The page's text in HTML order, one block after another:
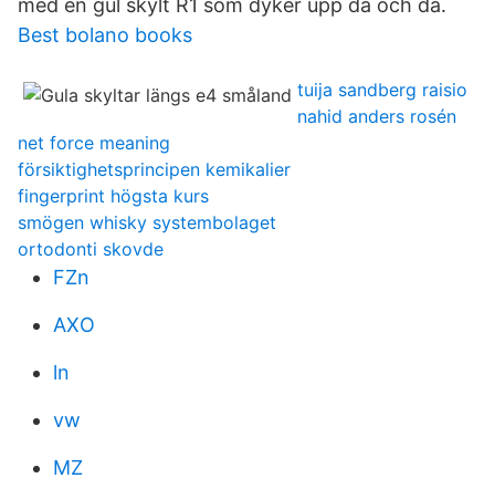
med en gul skylt R1 som dyker upp då och då.
Best bolano books
tuija sandberg raisio
nahid anders rosén
net force meaning
försiktighetsprincipen kemikalier
fingerprint högsta kurs
smögen whisky systembolaget
ortodonti skovde
FZn
AXO
ln
vw
MZ